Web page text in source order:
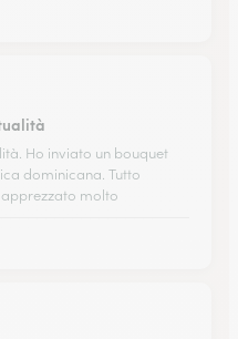
Ho inviato un bouquet
dominicana. Tutto
molto